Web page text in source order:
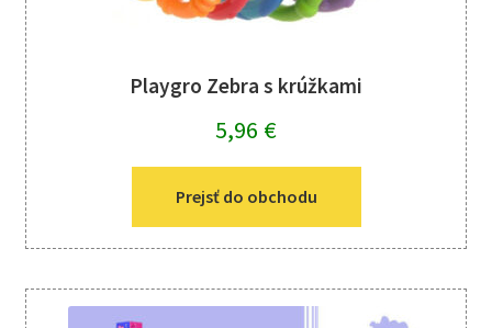
Playgro Zebra s krúžkami
5,96 €
Prejsť do obchodu